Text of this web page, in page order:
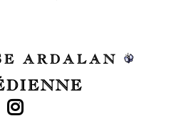
ARDALAN